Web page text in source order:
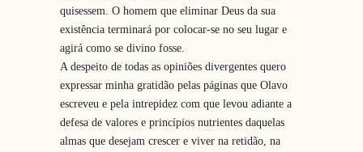
quisessem. O homem que eliminar Deus da sua
existência terminará por colocar-se no seu lugar e
agirá como se divino fosse.
A despeito de todas as opiniões divergentes quero
expressar minha gratidão pelas páginas que Olavo
escreveu e pela intrepidez com que levou adiante a
defesa de valores e princípios nutrientes daquelas
almas que desejam crescer e viver na retidão, na